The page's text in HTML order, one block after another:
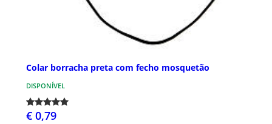
Colar borracha preta com fecho mosquetão
DISPONÍVEL
€ 0,79